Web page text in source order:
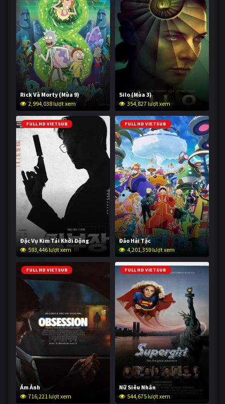
Rick Và Morty (Mùa 9)
2,994,038 lượt xem
Silo (Mùa 3)
354,827 lượt xem
FULL HD VIETSUB
Đặc Vụ Kim Tái Khởi Động
593,446 lượt xem
FULL HD VIETSUB
Đảo Hải Tặc
4,201,359 lượt xem
FULL HD VIETSUB
Ám Ảnh
716,221 lượt xem
FULL HD VIETSUB
Nữ Siêu Nhân
544,675 lượt xem